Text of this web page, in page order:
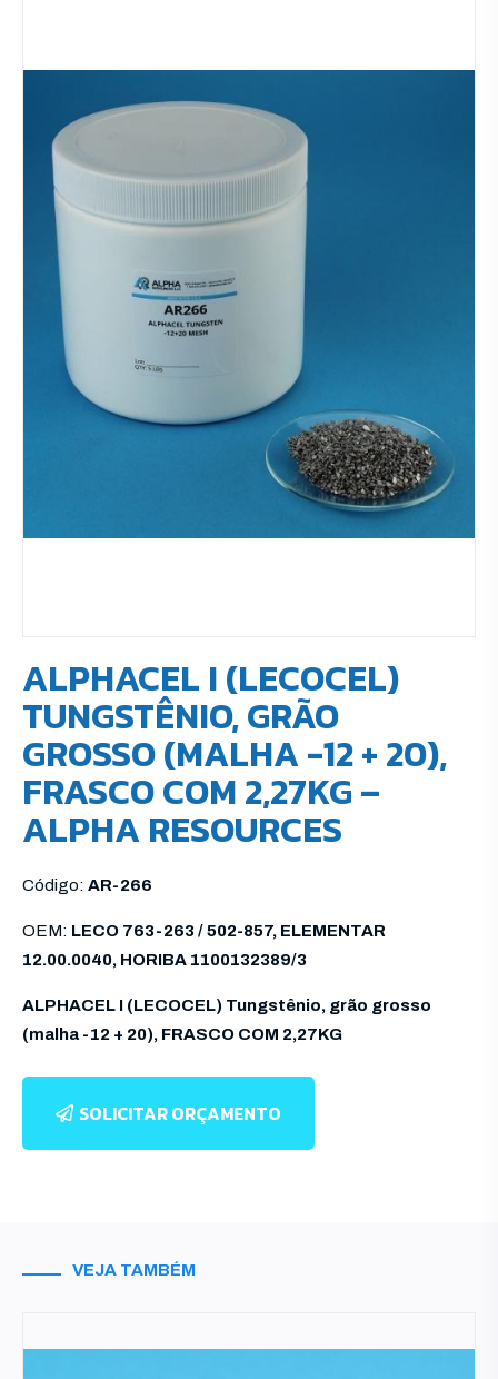
ALPHACEL I (LECOCEL)
TUNGSTÊNIO, GRÃO
GROSSO (MALHA -12 + 20),
FRASCO COM 2,27KG –
ALPHA RESOURCES
Código: AR-266
OEM: LECO 763-263 / 502-857, ELEMENTAR
12.00.0040, HORIBA 1100132389/3
ALPHACEL I (LECOCEL) Tungstênio, grão grosso
(malha -12 + 20), FRASCO COM 2,27KG
SOLICITAR ORÇAMENTO
VEJA TAMBÉM